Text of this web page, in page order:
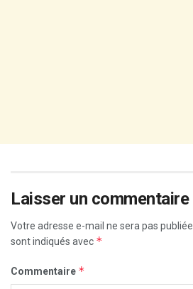
Laisser un commentaire
Votre adresse e-mail ne sera pas publiée.
sont indiqués avec *
Commentaire *